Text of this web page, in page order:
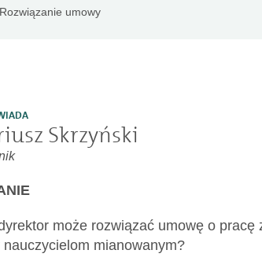
Rozwiązanie umowy
Skrzyński
może rozwiązać umowę o
nauczycielom mianowanym?